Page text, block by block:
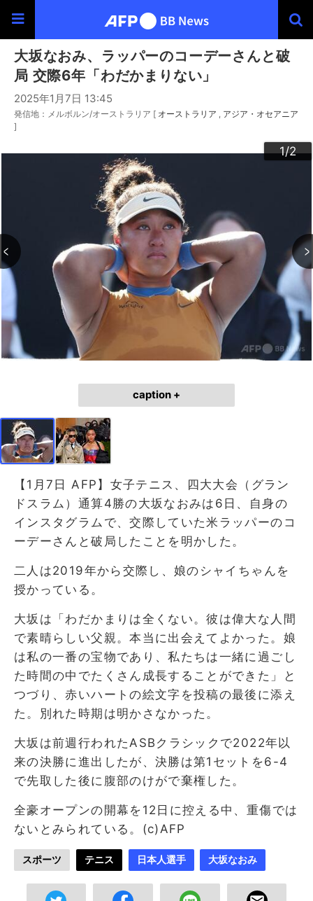
大坂なおみ、ラッパーのコーデーさんと破
局 交際6年「わだかまりない」
2025年1月7日 13:45
発信地：メルボルン/オーストラリア [ オーストラリア
アジア・オセアニア
]
1/2
2/2
caption +
【1月7日 AFP】女子テニス、四大大会（グラン
ドスラム）通算4勝の大坂なおみは6日、自身の
インスタグラムで、交際していた米ラッパーのコ
ーデーさんと破局したことを明かした。
二人は2019年から交際し、娘のシャイちゃんを
授かっている。
大坂は「わだかまりは全くない。彼は偉大な人間
で素晴らしい父親。本当に出会えてよかった。娘
は私の一番の宝物であり、私たちは一緒に過ごし
た時間の中でたくさん成長することができた」と
つづり、赤いハートの絵文字を投稿の最後に添え
た。別れた時期は明かさなかった。
大坂は前週行われたASBクラシックで2022年以
来の決勝に進出したが、決勝は第1セットを6-4
で先取した後に腹部のけがで棄権した。
全豪オープンの開幕を12日に控える中、重傷では
ないとみられている。(c)AFP
スポーツ テニス 日本人選手 大坂なおみ